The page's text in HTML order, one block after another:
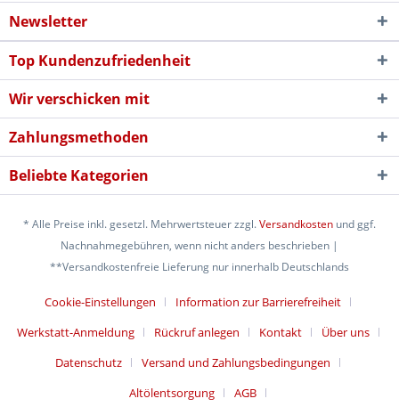
Newsletter
Top Kundenzufriedenheit
Wir verschicken mit
Zahlungsmethoden
Beliebte Kategorien
* Alle Preise inkl. gesetzl. Mehrwertsteuer zzgl.Versandkosten und ggf.
Nachnahmegebühren, wenn nicht anders beschrieben |
**Versandkostenfreie Lieferung nur innerhalb Deutschlands
Cookie-Einstellungen
Information zur Barrierefreiheit
Werkstatt-Anmeldung
Rückruf anlegen Kontakt
Über uns
Datenschutz
Versand und Zahlungsbedingungen
Altölentsorgung
AGB